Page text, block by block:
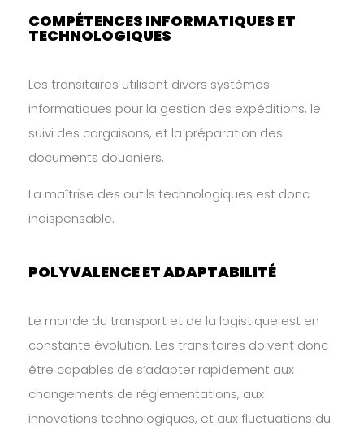
COMPÉTENCES INFORMATIQUES ET
TECHNOLOGIQUES
Les transitaires utilisent divers systèmes
informatiques pour la gestion des expéditions, le
suivi des cargaisons, et la préparation des
documents douaniers.
La maîtrise des outils technologiques est donc
indispensable.
POLYVALENCE ET ADAPTABILITÉ
Le monde du transport et de la logistique est en
constante évolution. Les transitaires doivent donc
être capables de s’adapter rapidement aux
changements de réglementations, aux
innovations technologiques, et aux fluctuations du